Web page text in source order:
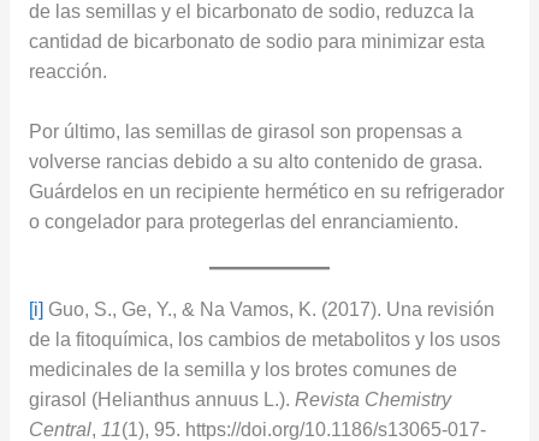
de las semillas y el bicarbonato de sodio, reduzca la
cantidad de bicarbonato de sodio para minimizar esta
reacción.
Por último, las semillas de girasol son propensas a
volverse rancias debido a su alto contenido de grasa.
Guárdelos en un recipiente hermético en su refrigerador
o congelador para protegerlas del enranciamiento.
[i] Guo, S., Ge, Y., & Na Vamos, K. (2017). Una revisión
de la fitoquímica, los cambios de metabolitos y los usos
medicinales de la semilla y los brotes comunes de
girasol (Helianthus annuus L.). Revista Chemistry
Central, 11(1), 95. https://doi.org/10.1186/s13065-017-